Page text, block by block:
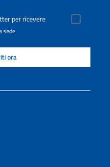
per ricevere
sede